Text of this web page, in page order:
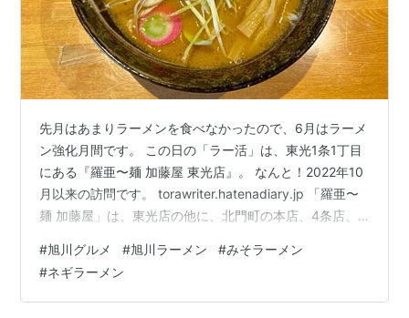
先月はあまりラーメンを食べなかったので、6月はラーメ
ン強化月間です。 この日の「ラー活」は、東光1条1丁目
にある『羅亜〜麺 加藤屋 東光店』。 なんと！2022年10
月以来の訪問です。 torawriter.hatenadiary.jp 「羅亜〜
麺 加藤屋」は、東光店の他に、北門町の本店、4条店、
が、現在営業を続けているのは本店と東光店のみ。 ラー
メン店の閉店は、原材料費や人件費の高騰などの理由
で、近年増加しているそうですが、なかなか厳しい状況
#旭川グルメ #旭川ラーメン #みそラーメン
#ネギラーメン